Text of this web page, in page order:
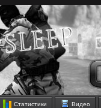
Статистики Видео